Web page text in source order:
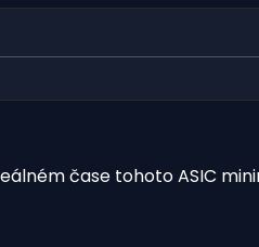
čase tohoto ASIC